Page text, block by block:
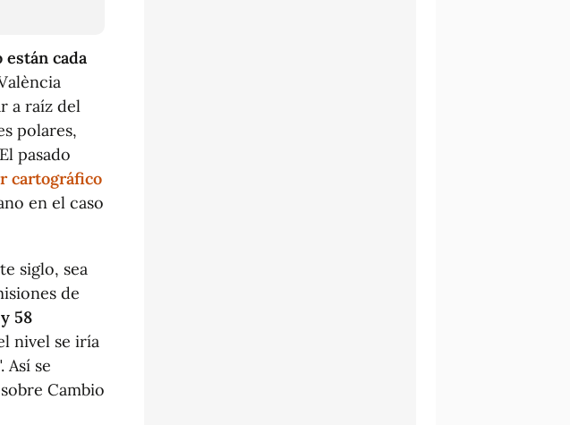
cada
a raíz del
polares,
pasado
cartográfico
en el caso
siglo, sea
de
58
nivel se iría
Así se
Cambio